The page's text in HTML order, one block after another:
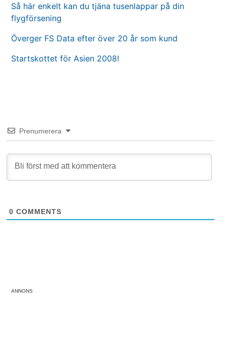
Så här enkelt kan du tjäna tusenlappar på din
flygförsening
Överger FS Data efter över 20 år som kund
Startskottet för Asien 2008!
Prenumerera
0 COMMENTS
ANNONS